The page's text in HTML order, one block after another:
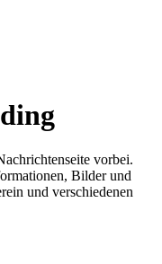
vorbei.
Bilder und
und verschiedenen